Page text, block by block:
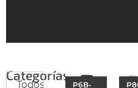
Categorías
Todos
P6B-